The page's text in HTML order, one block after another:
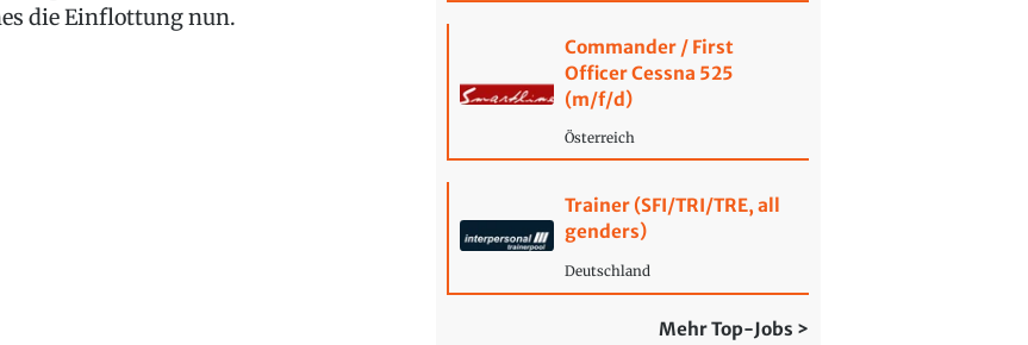
die Einflottung nun.
Commander / First
Officer Cessna 525
(m/f/d)
Österreich
Trainer (SFI/TRI/TRE, all
genders)
Deutschland
Mehr Top-Jobs >